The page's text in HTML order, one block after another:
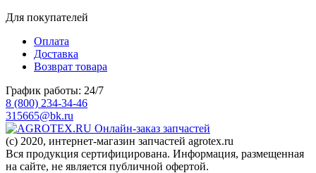
Для покупателей
Оплата
Доставка
Возврат товара
График работы: 24/7
8 (800) 234-34-46
315665@bk.ru
Онлайн-заказ запчастей
(c) 2020, интернет-магазин запчастей agrotex.ru
Вся продукция сертифицирована. Информация, размещенная
на сайте, не является публичной офертой.